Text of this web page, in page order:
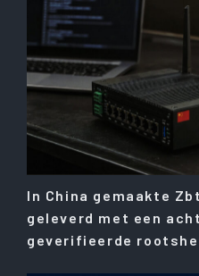
In China gemaakte
geleverd met een
geverifieerde